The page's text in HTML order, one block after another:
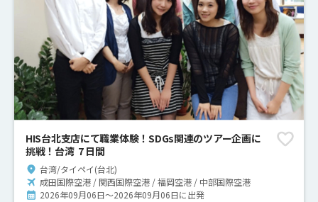
HIS台北支店にて職業体験！SDGs関連のツアー企画に
挑戦！台湾 7 日間
台湾/タイペイ(台北)
成田国際空港 / 関西国際空港 / 福岡空港 / 中部国際空港
2026年09月06日～2026年09月06日に出発